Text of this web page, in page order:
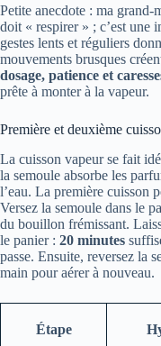
Petite anecdote : ma grand-
doit « respirer » ; c’est une
gestes lents et réguliers
mouvements brusques
dosage, patience et
prête à monter à la vapeur.
Première et deuxième
La cuisson vapeur se fait
la semoule absorbe les
l’eau. La première cuisson
Versez la semoule dans le
du bouillon frémissant.
le panier : 20 minutes
passe. Ensuite, reversez la
main pour aérer à nouveau.
Étape